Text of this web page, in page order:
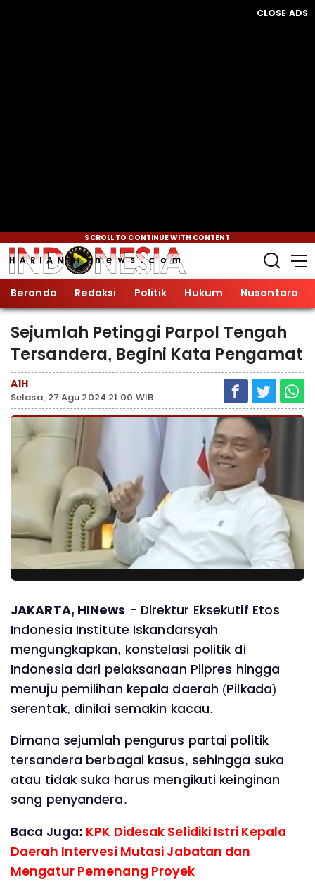
CLOSE ADS
SCROLL TO CONTINUE WITH CONTENT
Beranda Redaksi Politik Hukum Nusantara
Sejumlah Petinggi Parpol Tengah
Tersandera, Begini Kata Pengamat
A1H
Selasa, 27 Agu 2024 21:00 WIB
JAKARTA, HINews - Direktur Eksekutif Etos
Indonesia Institute Iskandarsyah
mengungkapkan, konstelasi politik di
Indonesia dari pelaksanaan Pilpres hingga
menuju pemilihan kepala daerah (Pilkada)
serentak, dinilai semakin kacau.
Dimana sejumlah pengurus partai politik
tersandera berbagai kasus, sehingga suka
atau tidak suka harus mengikuti keinginan
sang penyandera.
Baca Juga: KPK Didesak Selidiki Istri Kepala
Daerah Intervesi Mutasi Jabatan dan
Mengatur Pemenang Proyek